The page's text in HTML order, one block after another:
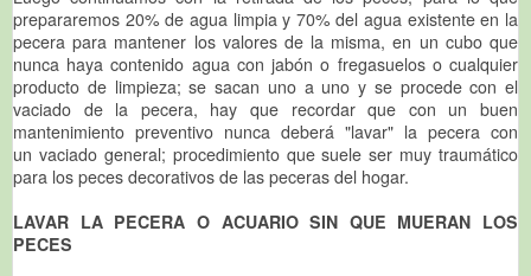
prepararemos 20% de agua limpia y 70% del agua existente en la
pecera para mantener los valores de la misma, en un cubo que
nunca haya contenido agua con jabón o fregasuelos o cualquier
producto de limpieza; se sacan uno a uno y se procede con el
vaciado de la pecera, hay que recordar que con un buen
mantenimiento preventivo nunca deberá "lavar" la pecera con
un vaciado general; procedimiento que suele ser muy traumático
para los peces decorativos de las peceras del hogar.
LAVAR LA PECERA O ACUARIO SIN QUE MUERAN LOS
PECES